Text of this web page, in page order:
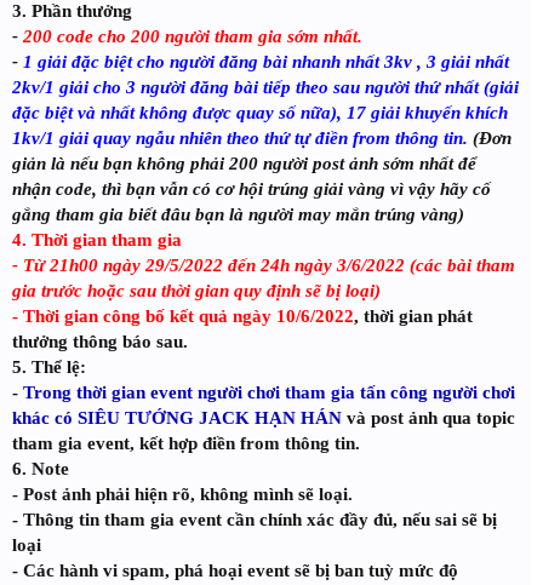
3. Phần thưởng
- 200 code cho 200 người tham gia sớm nhất.
- 1 giải đặc biệt cho người đăng bài nhanh nhất 3kv , 3 giải nhất
2kv/1 giải cho 3 người đăng bài tiếp theo sau người thứ nhất (giải
đặc biệt và nhất không được quay số nữa), 17 giải khuyến khích
1kv/1 giải quay ngẫu nhiên theo thứ tự điền from thông tin. (Đơn
giản là nếu bạn không phải 200 người post ảnh sớm nhất để
nhận code, thì bạn vẫn có cơ hội trúng giải vàng vì vậy hãy cố
gắng tham gia biết đâu bạn là người may mắn trúng vàng)
4. Thời gian tham gia
- Từ 21h00 ngày 29/5/2022 đến 24h ngày 3/6/2022 (các bài tham
gia trước hoặc sau thời gian quy định sẽ bị loại)
- Thời gian công bố kết quả ngày 10/6/2022, thời gian phát
thưởng thông báo sau.
5. Thể lệ:
- Trong thời gian event người chơi tham gia tấn công người chơi
khác có SIÊU TƯỚNG JACK HẠN HÁN và post ảnh qua topic
tham gia event, kết hợp điền from thông tin.
6. Note
- Post ảnh phải hiện rõ, không mình sẽ loại.
- Thông tin tham gia event cần chính xác đầy đủ, nếu sai sẽ bị
loại
- Các hành vi spam, phá hoại event sẽ bị ban tuỳ mức độ